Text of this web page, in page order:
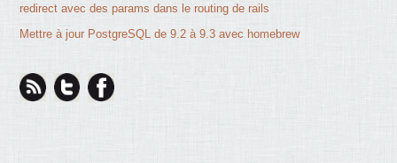
redirect avec des params dans le routing de rails
Mettre à jour PostgreSQL de 9.2 à 9.3 avec homebrew